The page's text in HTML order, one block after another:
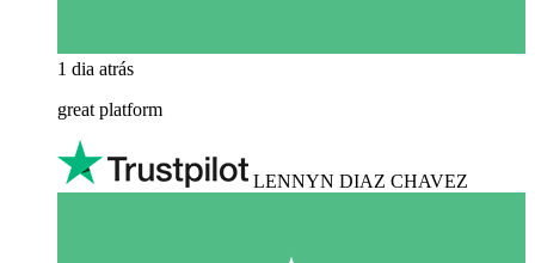
1 dia atrás
great platform
LENNYN DIAZ CHAVEZ